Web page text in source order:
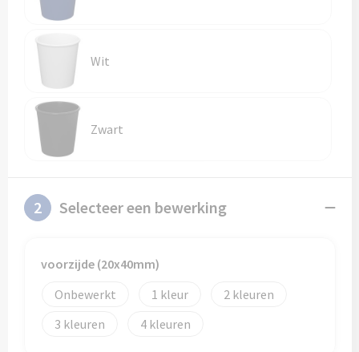
Schoudertassen
Sporttassen
Strandtassen
Tablettassen
Toilettassen
Goodiebags
Vesten
Gehoorbescherming
Ademhalingsbescherming
Wit
Zwart
2 Selecteer een bewerking
voorzijde (20x40mm)
Onbewerkt
1
2
3
4